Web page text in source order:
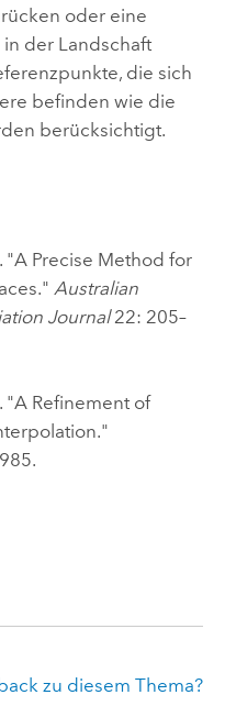
oder eine
der Landschaft
die sich
befinden wie die
berücksichtigt.
"A Precise Method for
Australian
Journal22: 205–
"A Refinement of
zu diesem Thema?